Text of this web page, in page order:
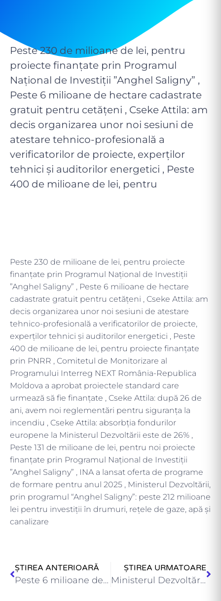
Peste 230 de milioane de lei, pentru
proiecte finanțate prin Programul
Național de Investiții ”Anghel Saligny” ,
Peste 6 milioane de hectare cadastrate
gratuit pentru cetățeni , Cseke Attila: am
decis organizarea unor noi sesiuni de
atestare tehnico-profesională a
verificatorilor de proiecte, experților
tehnici și auditorilor energetici , Peste
400 de milioane de lei, pentru
Peste 230 de milioane de lei, pentru proiecte
finanțate prin Programul Național de Investiții
”Anghel Saligny” , Peste 6 milioane de hectare
cadastrate gratuit pentru cetățeni , Cseke Attila: am
decis organizarea unor noi sesiuni de atestare
tehnico-profesională a verificatorilor de proiecte,
experților tehnici și auditorilor energetici , Peste
400 de milioane de lei, pentru proiecte finanțate
prin PNRR , Comitetul de Monitorizare al
Programului Interreg NEXT România-Republica
Moldova a aprobat proiectele standard care
urmează să fie finanțate , Cseke Attila: după 26 de
ani, avem noi reglementări pentru siguranța la
incendiu , Cseke Attila: absorbția fondurilor
europene la Ministerul Dezvoltării este de 26% ,
Peste 131 de milioane de lei, pentru noi proiecte
finanțate prin Programul Național de Investiții
”Anghel Saligny” , INA a lansat oferta de programe
de formare pentru anul 2025 , Ministerul Dezvoltării,
prin programul “Anghel Saligny”: peste 212 milioane
lei pentru investiții în drumuri, rețele de gaze, apă și
canalizare
ȘTIREA ANTERIOARĂ
Peste 6 milioane de hectare cadastrate gratuit pentru cetățeni ,…
ȘTIREA URMATOARE
Ministerul Dezvoltării, prin programul “Anghel Saligny”: peste 212 milioane lei…